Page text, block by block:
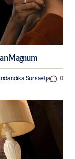
Magnum
Surasetja 0